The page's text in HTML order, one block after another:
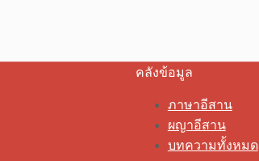
คลังข้อมูล
ภาษาอีสาน
ผญาอีสาน
บทความทั้งหมด